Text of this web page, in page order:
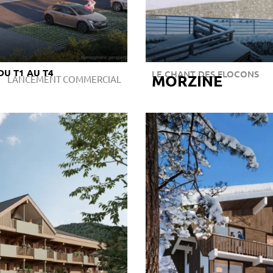
T1 AU T4
LANCEMENT COMMERCIAL LE CHANT DES FLOCONS
MORZINE